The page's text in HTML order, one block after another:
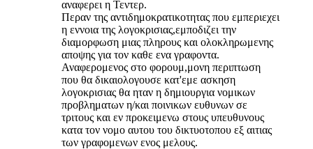
αναφερει η Τεντερ.
Περαν της αντιδημοκρατικοτητας που εμπεριεχει
η εννοια της λογοκρισιας,εμποδιζει την
διαμορφωση μιας πληρους και ολοκληρωμενης
αποψης για τον καθε ενα γραφοντα.
Αναφερομενος στο φορουμ,μονη περιπτωση
που θα δικαιολογουσε κατ'εμε ασκηση
λογοκρισιας θα ηταν η δημιουργια νομικων
προβληματων η/και ποινικων ευθυνων σε
τριτους και εν προκειμενω στους υπευθυνους
κατα τον νομο αυτου του δικτυοτοπου εξ αιτιας
των γραφομενων ενος μελους.